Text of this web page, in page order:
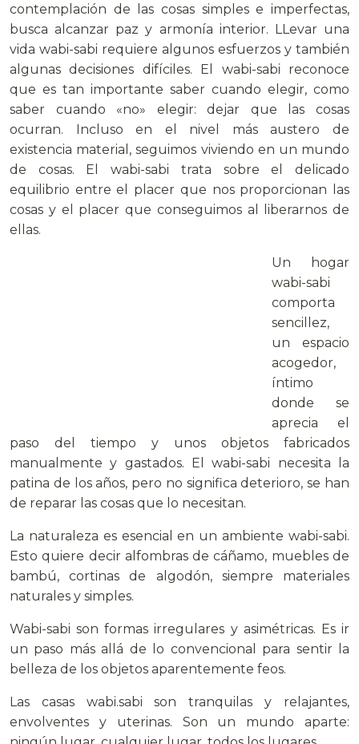
contemplación de las cosas simples e imperfectas,
busca alcanzar paz y armonía interior. LLevar una
vida wabi-sabi requiere algunos esfuerzos y también
algunas decisiones difíciles. El wabi-sabi reconoce
que es tan importante saber cuando elegir, como
saber cuando «no» elegir: dejar que las cosas
ocurran. Incluso en el nivel más austero de
existencia material, seguimos viviendo en un mundo
de cosas. El wabi-sabi trata sobre el delicado
equilibrio entre el placer que nos proporcionan las
cosas y el placer que conseguimos al liberarnos de
ellas.
Un hogar
wabi-sabi
comporta
sencillez,
un espacio
acogedor,
íntimo
donde se
aprecia el
paso del tiempo y unos objetos fabricados
manualmente y gastados. El wabi-sabi necesita la
patina de los años, pero no significa deterioro, se han
de reparar las cosas que lo necesitan.
La naturaleza es esencial en un ambiente wabi-sabi.
Esto quiere decir alfombras de cáñamo, muebles de
bambú, cortinas de algodón, siempre materiales
naturales y simples.
Wabi-sabi son formas irregulares y asimétricas. Es ir
un paso más allá de lo convencional para sentir la
belleza de los objetos aparentemente feos.
Las casas wabi.sabi son tranquilas y relajantes,
envolventes y uterinas. Son un mundo aparte: